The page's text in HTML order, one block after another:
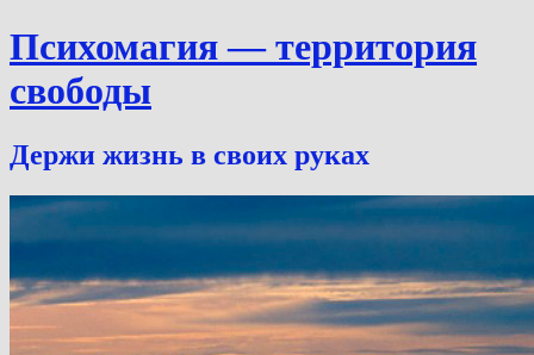
Психомагия — территория
свободы
Держи жизнь в своих руках